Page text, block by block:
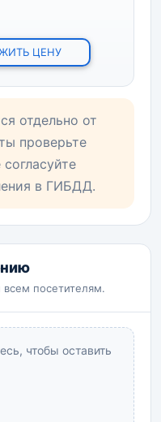
ЦЕНУ
отдельно от
проверьте
в ГИБДД.
посетителям.
чтобы оставить